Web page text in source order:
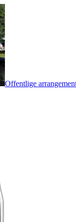
Offentlige